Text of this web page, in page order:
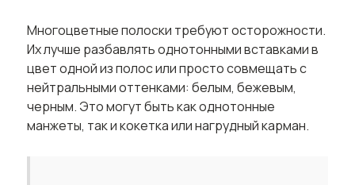
Многоцветные полоски требуют осторожности.
Их лучше разбавлять однотонными вставками в
цвет одной из полос или просто совмещать с
нейтральными оттенками: белым, бежевым,
черным. Это могут быть как однотонные
манжеты, так и кокетка или нагрудный карман.